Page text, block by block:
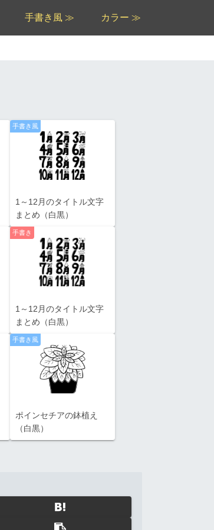
手書き風 ≫ カラー ≫
手書き風
1～12月のタイトル文字
まとめ（白黒）
手書き
1～12月のタイトル文字
まとめ（白黒）
手書き風
ポインセチアの鉢植え
（白黒）